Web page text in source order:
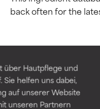
über Hautpflege und
helfen uns dabei,
auf unserer Website
unseren Partnern
Erwiesen
die meisten
Erwiesen
die meisten